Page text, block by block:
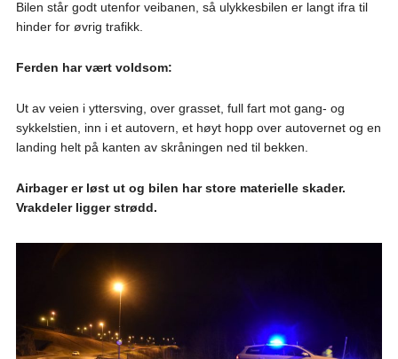
Bilen står godt utenfor veibanen, så ulykkesbilen er langt ifra til
hinder for øvrig trafikk.
Ferden har vært voldsom:
Ut av veien i yttersving, over grasset, full fart mot gang- og
sykkelstien, inn i et autovern, et høyt hopp over autovernet og en
landing helt på kanten av skråningen ned til bekken.
Airbager er løst ut og bilen har store materielle skader.
Vrakdeler ligger strødd.